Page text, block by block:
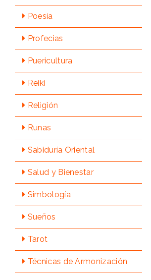
Poesía
Profecias
Puericultura
Reiki
Religión
Runas
Sabidurí­a Oriental
Salud y Bienestar
Simbologí­a
Sueños
Tarot
Técnicas de Armonización